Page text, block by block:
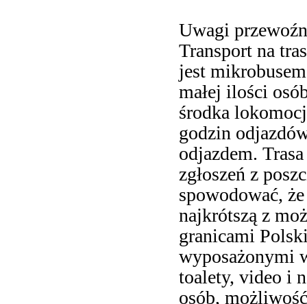
Uwagi
Transport na
jest
małej ilości
środka
godzin
odjazdem.
zgłoszeń z
spowodować,
najkrótszą z
granicami
wyposażonymi
toalety, video i
osób,